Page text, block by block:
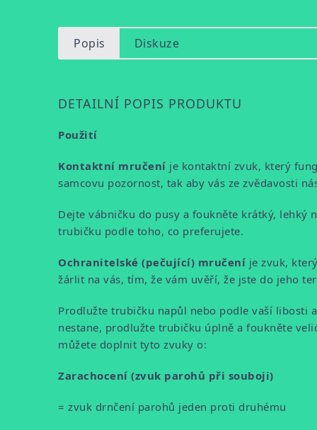
Popis Diskuze
DETAILNÍ POPIS PRODUKTU
Použití
Kontaktní mručení je kontaktní zvuk, který
samcovu pozornost, tak aby vás ze zvědavosti
Dejte vábničku do pusy a foukněte krátký, lehký
trubičku podle toho, co preferujete.
Ochranitelské (pečující) mručení je zvuk,
žárlit na vás, tím, že vám uvěří, že jste do jeho
Prodlužte trubičku napůl nebo podle vaší libosti
nestane, prodlužte trubičku úplně a foukněte
můžete doplnit tyto zvuky o:
Zarachocení (zvuk parohů při souboji)
= zvuk drnčení parohů jeden proti druhému